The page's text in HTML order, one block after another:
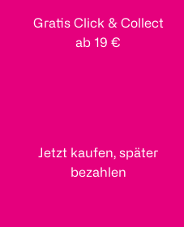
Gratis Click & Collect
ab 19 €
Jetzt kaufen, später
bezahlen